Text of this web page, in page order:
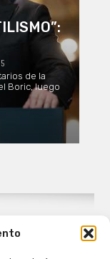
de la
Boric, luego